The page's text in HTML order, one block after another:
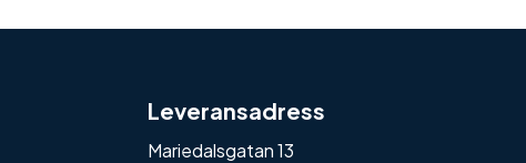
Leveransadress
Mariedalsgatan 13